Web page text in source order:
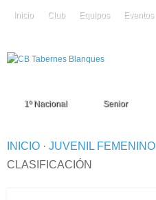
Inicio Club Equipos Eventos
1º Nacional Senior
INICIO · JUVENIL FEMENINO
CLASIFICACIÓN